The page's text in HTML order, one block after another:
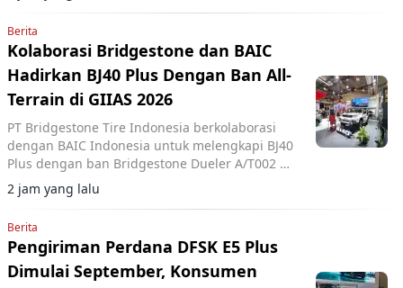
Berita
Kolaborasi Bridgestone dan BAIC
Hadirkan BJ40 Plus Dengan Ban All-
Terrain di GIIAS 2026
PT Bridgestone Tire Indonesia berkolaborasi
dengan BAIC Indonesia untuk melengkapi BJ40
Plus dengan ban Bridgestone Dueler A/T002 di
GIIAS 2026.
2 jam yang lalu
Berita
Pengiriman Perdana DFSK E5 Plus
Dimulai September, Konsumen